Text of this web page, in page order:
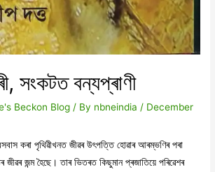
সংকটত বন্যপ্ৰাণী
Beckon Blog / By nbneindia / December
কৰা পৃথিৱীখনত জীৱৰ উৎপত্তি হোৱাৰ আৰম্ভণিৰ পৰা
জন্ম হৈছে। তাৰ ভিতৰত কিছুমান প্ৰজাতিয়ে পৰিৱেশৰ